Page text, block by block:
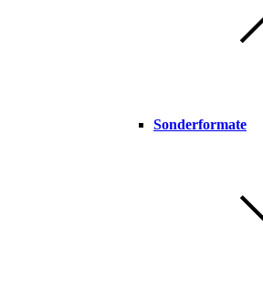
Sonderformate